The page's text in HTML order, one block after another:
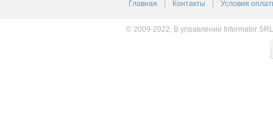
Главная Контакты Условия
© 2009-2022, В управлении Informator SRL